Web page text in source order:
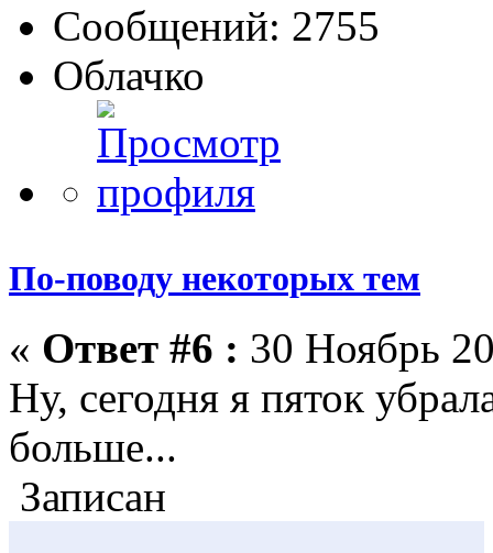
Сообщений: 2755
Облачко
По-поводу некоторых тем
« Ответ #6 : 30 Ноябрь
Ну, сегодня я пяток
больше...
Записан